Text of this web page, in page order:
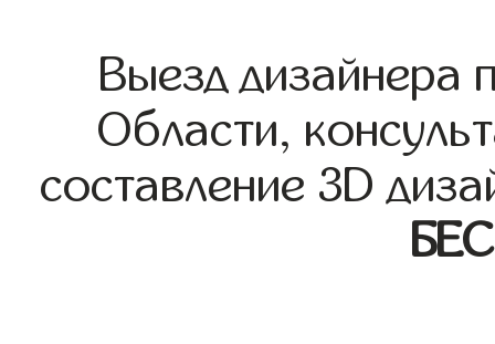
Выезд дизайнера
Области,
составление 3D